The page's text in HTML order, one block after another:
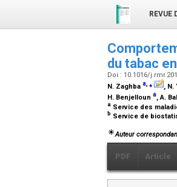
REVUE
du tabac
Doi : 10.1016/
N. Zaghba a,⁎ , N.
H. Benjelloun a, A.
a Service des
b Service de
Auteur
PDF Article